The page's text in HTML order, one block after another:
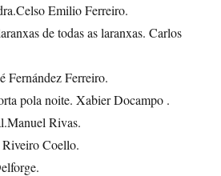
Emilio Ferreiro.
de todas as laranxas. Carlos
Fernández Ferreiro.
pola noite. Xabier Docampo .
Rivas.
Coello.